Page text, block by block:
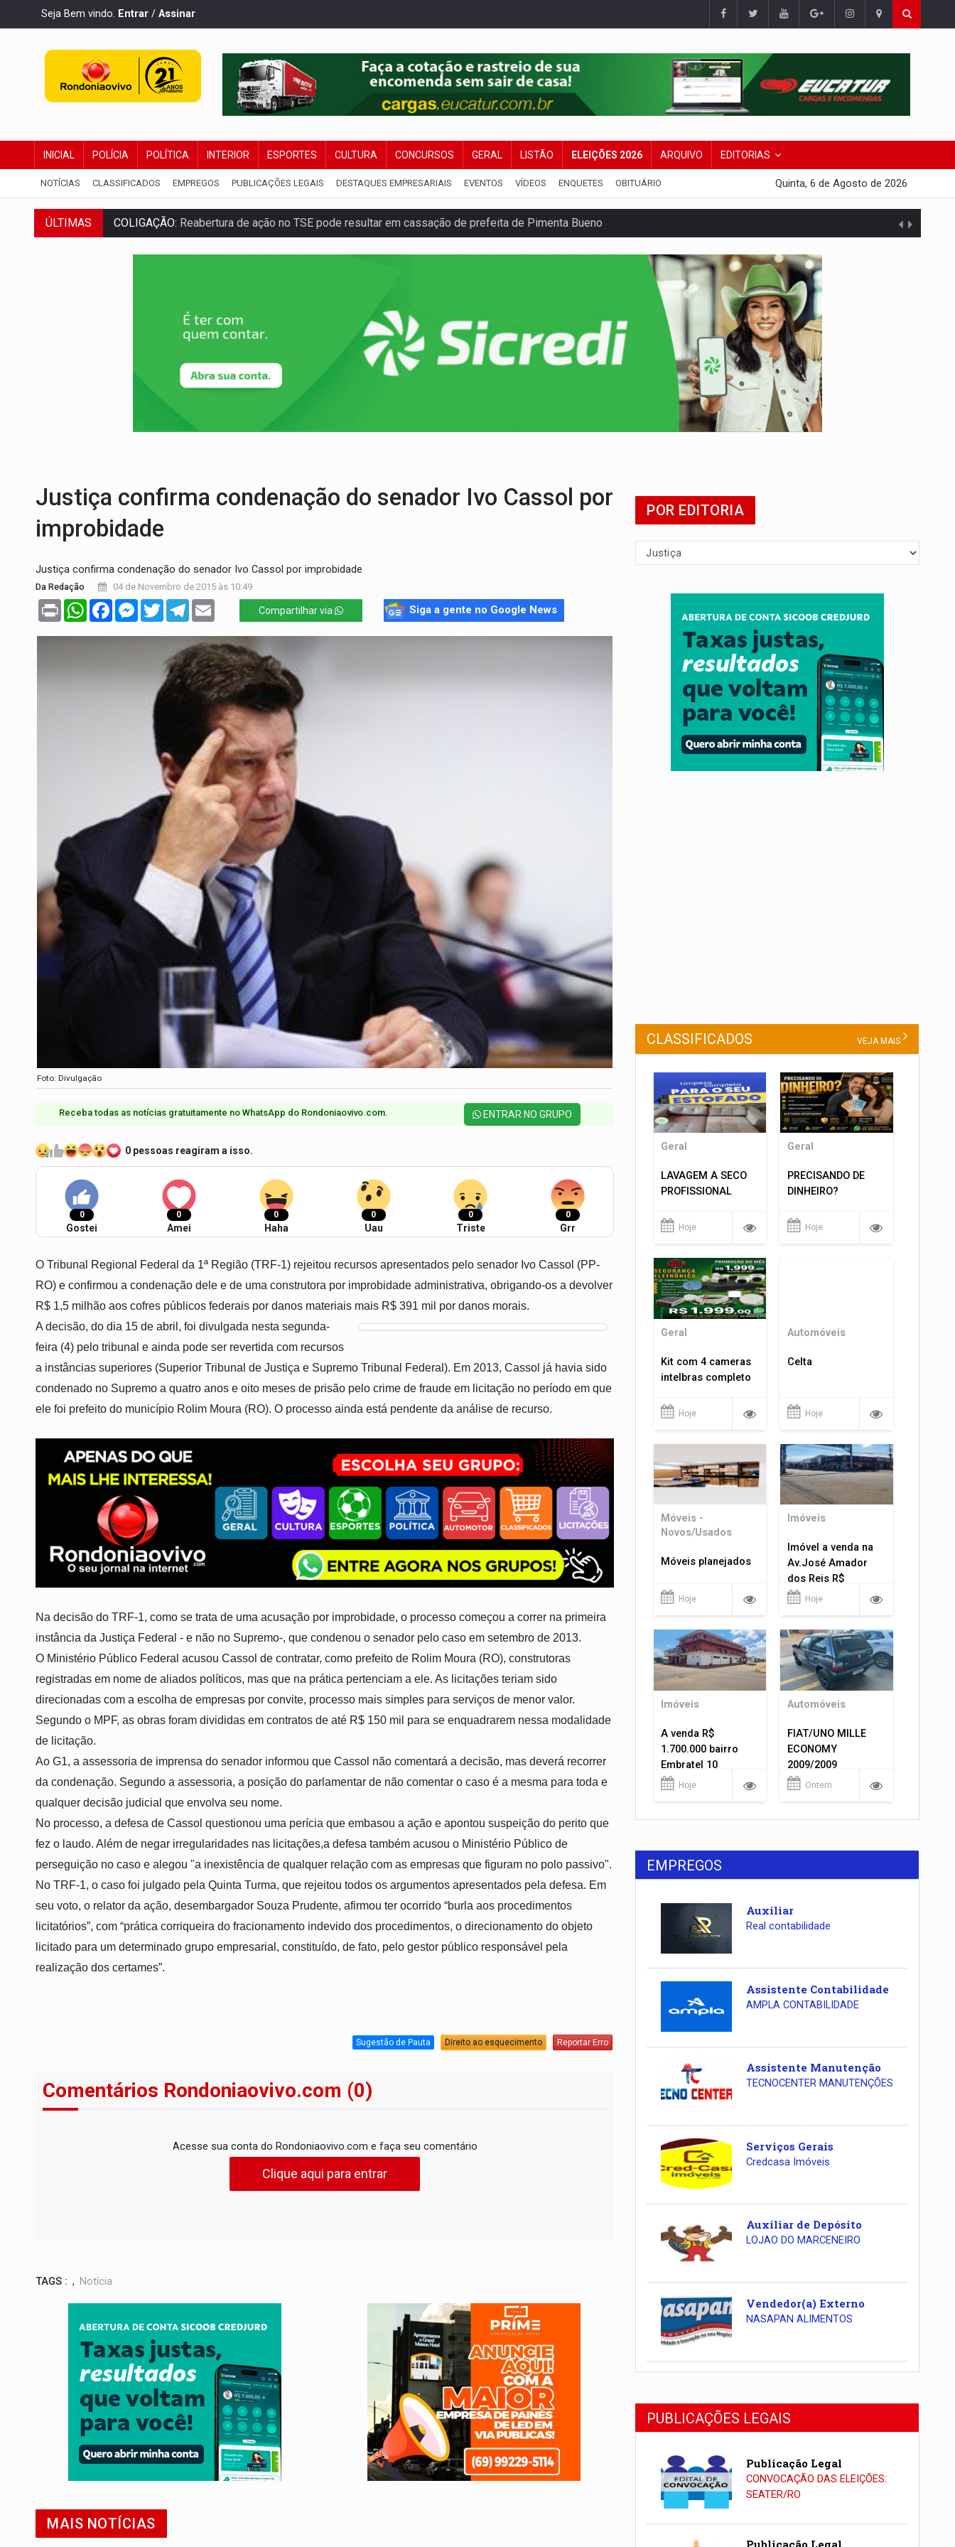
Seja Bem vindo. Entrar / Assinar
INICIAL POLÍCIA POLÍTICA INTERIOR ESPORTES CULTURA CONCURSOS GERAL LISTÃO ELEIÇÕES 2026 ARQUIVO EDITORIAS
NOTÍCIAS CLASSIFICADOS EMPREGOS PUBLICAÇÕES LEGAIS DESTAQUES EMPRESARIAIS EVENTOS VÍDEOS ENQUETES OBITUÁRIO Quinta, 6 de Agosto de 2026
ÚLTIMAS
COLIGAÇÃO:Reabertura de ação no TSE pode resultar em cassação de prefeita de Pimenta Bueno
INCLUSÃO:APAE Porto Velho abre inscrições para taekwondo
CLUBE DOS R$ 00,00:21 candidatos declaram patrimônio zero em Rondônia nas eleições de 2026
DESENVOLVIMENTO:Ideb avança nos anos iniciais do ensino fundamental em Rondônia
VULGO 'UNIÃO':Chefe de facção criminosa é preso durante operação policial
Publicação Legal:CONVOCAÇÃO DAS ELEIÇÕES: SEATER/RO
RO EMPREENDEDORA: 2ª edição da feira começa nesta quinta-feira (6) no Espaço Alternativo
FORTALECIMENTO: Contratação de novos servidores reforça equipes do Cad Único nos Cras de PVH
Justiça confirma condenação do senador Ivo Cassol por
improbidade
Justiça confirma condenação do senador Ivo Cassol por improbidade
Da Redação 04 de Novembro de 2015 às 10:49
Print WhatsAppFacebookMessenger
TwitterTelegram Compartilhar via Siga a gente no Google News
Foto: Divulgação
Receba todas as notícias gratuitamente no WhatsApp do Rondoniaovivo.com.​ ENTRAR NO GRUPO
0 pessoas reagiram a isso.
0
Gostei
0
Amei
0
Haha
0
Uau
0
Triste
0
Grr
O Tribunal Regional Federal da 1ª Região (TRF-1) rejeitou recursos apresentados pelo senador Ivo Cassol (PP-
RO) e confirmou a condenação dele e de uma construtora por improbidade administrativa, obrigando-os a devolver
R$ 1,5 milhão aos cofres públicos federais por danos materiais mais R$ 391 mil por danos morais.
A decisão, do dia 15 de abril, foi divulgada nesta segunda-
feira (4) pelo tribunal e ainda pode ser revertida com recursos
a instâncias superiores (Superior Tribunal de Justiça e Supremo Tribunal Federal). Em 2013, Cassol já havia sido
condenado no Supremo a quatro anos e oito meses de prisão pelo crime de fraude em licitação no período em que
ele foi prefeito do município Rolim Moura (RO). O processo ainda está pendente da análise de recurso.
Na decisão do TRF-1, como se trata de uma acusação por improbidade, o processo começou a correr na primeira
instância da Justiça Federal - e não no Supremo-, que condenou o senador pelo caso em setembro de 2013.
O Ministério Público Federal acusou Cassol de contratar, como prefeito de Rolim Moura (RO), construtoras
registradas em nome de aliados políticos, mas que na prática pertenciam a ele. As licitações teriam sido
direcionadas com a escolha de empresas por convite, processo mais simples para serviços de menor valor.
Segundo o MPF, as obras foram divididas em contratos de até R$ 150 mil para se enquadrarem nessa modalidade
de licitação.
Ao G1, a assessoria de imprensa do senador informou que Cassol não comentará a decisão, mas deverá recorrer
da condenação. Segundo a assessoria, a posição do parlamentar de não comentar o caso é a mesma para toda e
qualquer decisão judicial que envolva seu nome.
No processo, a defesa de Cassol questionou uma perícia que embasou a ação e apontou suspeição do perito que
fez o laudo. Além de negar irregularidades nas licitações,a defesa também acusou o Ministério Público de
perseguição no caso e alegou "a inexistência de qualquer relação com as empresas que figuram no polo passivo".
No TRF-1, o caso foi julgado pela Quinta Turma, que rejeitou todos os argumentos apresentados pela defesa. Em
seu voto, o relator da ação, desembargador Souza Prudente, afirmou ter ocorrido “burla aos procedimentos
licitatórios”, com “prática corriqueira do fracionamento indevido dos procedimentos, o direcionamento do objeto
licitado para um determinado grupo empresarial, constituído, de fato, pelo gestor público responsável pela
realização dos certames”.
Sugestão de Pauta Direito ao esquecimento Reportar Erro
Comentários Rondoniaovivo.com (0)
Acesse sua conta do Rondoniaovivo.com e faça seu comentário
Clique aqui para entrar
TAGS : , Notícia
MAIS NOTÍCIAS
POR EDITORIA
CLASSIFICADOS VEJA MAIS
Geral
LAVAGEM A SECO
PROFISSIONAL
Hoje
Geral
PRECISANDO DE
DINHEIRO?
Hoje
Geral
Kit com 4 cameras
intelbras completo
Hoje
Automóveis
Celta
Hoje
Móveis -
Novos/Usados
Móveis planejados
Hoje
Imóveis
Imóvel a venda na
Av.José Amador
dos Reis R$
1.400.000
Hoje
Imóveis
A venda R$
1.700.000 bairro
Embratel 10
apartamentos!
Hoje
Automóveis
FIAT/UNO MILLE
ECONOMY
2009/2009
Ontem
EMPREGOS
Auxiliar
Real contabilidade
Assistente Contabilidade
AMPLA CONTABILIDADE
Assistente Manutenção
TECNOCENTER MANUTENÇÕES
Serviços Gerais
Credcasa Imóveis
Auxiliar de Depósito
LOJAO DO MARCENEIRO
Vendedor(a) Externo
NASAPAN ALIMENTOS
PUBLICAÇÕES LEGAIS
Publicação Legal
CONVOCAÇÃO DAS ELEIÇÕES:
SEATER/RO